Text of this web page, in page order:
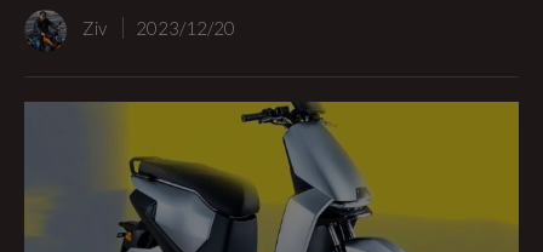
Ziv 2023/12/20